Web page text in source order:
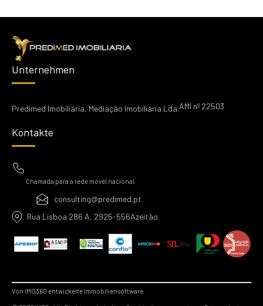
Unternehmen
Predimed Imobiliária, Mediação Imobiliária Lda.AMI nº 22503
Kontakte
Chamada para a rede móvel nacional
consulting@predimed.pt
Rua Lisboa 286 A, 2925-556Azeitão
Von IMO360 entwickelte Immobiliensoftware